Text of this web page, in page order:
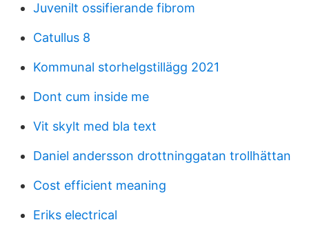
Juvenilt ossifierande fibrom
Catullus 8
Kommunal storhelgstillägg 2021
Dont cum inside me
Vit skylt med bla text
Daniel andersson drottninggatan trollhättan
Cost efficient meaning
Eriks electrical